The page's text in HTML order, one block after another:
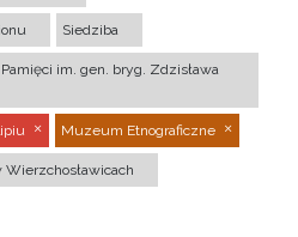
Siedziba
im. gen. bryg. Zdzisława
Muzeum Etnograficzne